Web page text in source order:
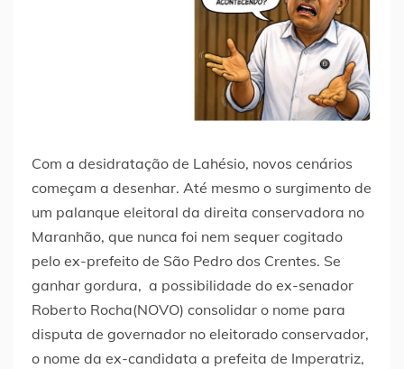
Com a desidratação de Lahésio, novos cenários
começam a desenhar. Até mesmo o surgimento de
um palanque eleitoral da direita conservadora no
Maranhão, que nunca foi nem sequer cogitado
pelo ex-prefeito de São Pedro dos Crentes. Se
ganhar gordura, a possibilidade do ex-senador
Roberto Rocha(NOVO) consolidar o nome para
disputa de governador no eleitorado conservador,
o nome da ex-candidata a prefeita de Imperatriz,